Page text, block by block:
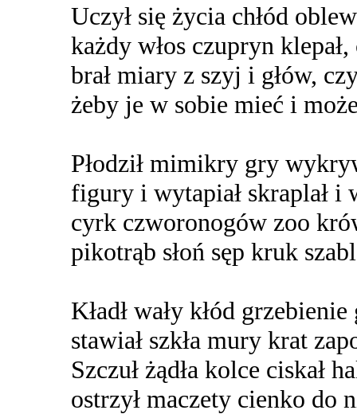
Uczył się życia chłód
każdy włos czupryn klepał,
brał miary z szyj i głów,
żeby je w sobie mieć i
Płodził mimikry gry
figury i wytapiał skraplał i
cyrk czworonogów zoo
pikotrąb słoń sęp kruk
Kładł wały kłód
stawiał szkła mury krat
Szczuł żądła kolce ciskał
ostrzył maczety cienko do